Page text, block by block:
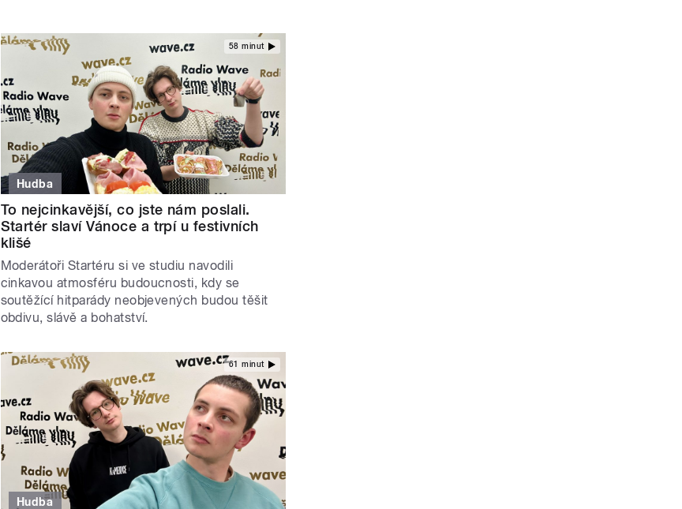
58 minut
Hudba
To nejcinkavější, co jste nám poslali.
Startér slaví Vánoce a trpí u festivních
klišé
Moderátoři Startéru si ve studiu navodili
cinkavou atmosféru budoucnosti, kdy se
soutěžící hitparády neobjevených budou těšit
obdivu, slávě a bohatství.
61 minut
Hudba